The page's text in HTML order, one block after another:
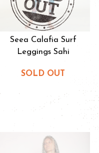
Seea Calafia Surf
Leggings Sahi
SOLD OUT